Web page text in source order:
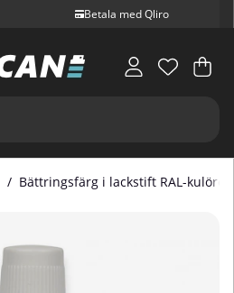
Betala med Qliro
.
Bättringsfärg i lackstift RAL-kulörer